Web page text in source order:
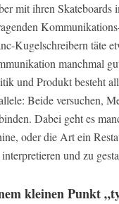
mit ihren Skateboards
Kugelschreibern täte
manchmal
und Produkt besteht
Beide versuchen,
Dabei geht es
oder die Art ein
und zu
kleinen Punkt